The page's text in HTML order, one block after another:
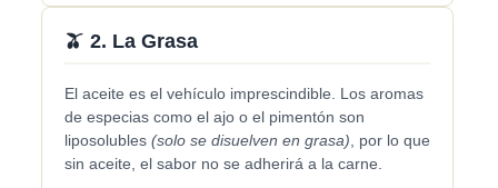
🫒 2. La Grasa
El aceite es el vehículo imprescindible. Los aromas
de especias como el ajo o el pimentón son
liposolubles (solo se disuelven en grasa) , por lo que
sin aceite, el sabor no se adherirá a la carne.